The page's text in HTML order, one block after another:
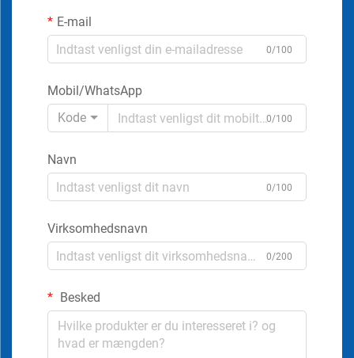
E-mail
0/100
Mobil/WhatsApp
Kode
0/100
Navn
0/100
Virksomhedsnavn
0/200
Besked